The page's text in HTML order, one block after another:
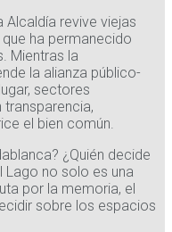
Alcaldía revive viejas
ha permanecido
Mientras la
la alianza público-
sectores
el bien común.
¿Quién decide
Lago no solo es una
por la memoria, el
sobre los espacios